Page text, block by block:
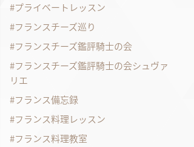
プライベートレッスン
フランスチーズ巡り
フランスチーズ鑑評騎士の会
フランスチーズ鑑評騎士の会シュヴァ
リエ
フランス備忘録
フランス料理レッスン
フランス料理教室